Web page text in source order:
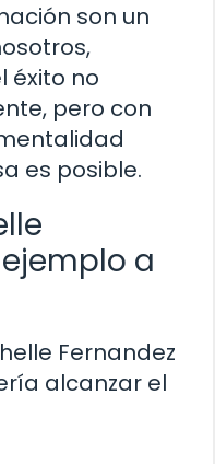
son un
éxito no
pero con
es posible.
a
Fernandez
alcanzar el